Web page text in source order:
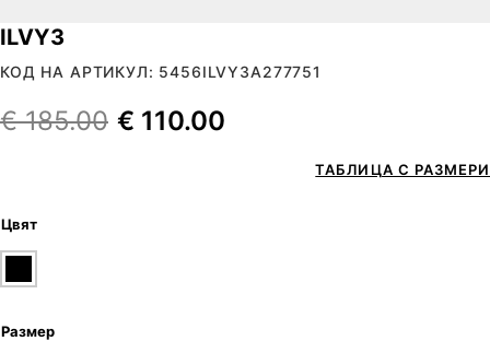
ILVY3
КОД НА АРТИКУЛ: 5456ILVY3A277751
€185.00 € 110.00
ТАБЛИЦА С РАЗМЕРИ
Цвят
Размер